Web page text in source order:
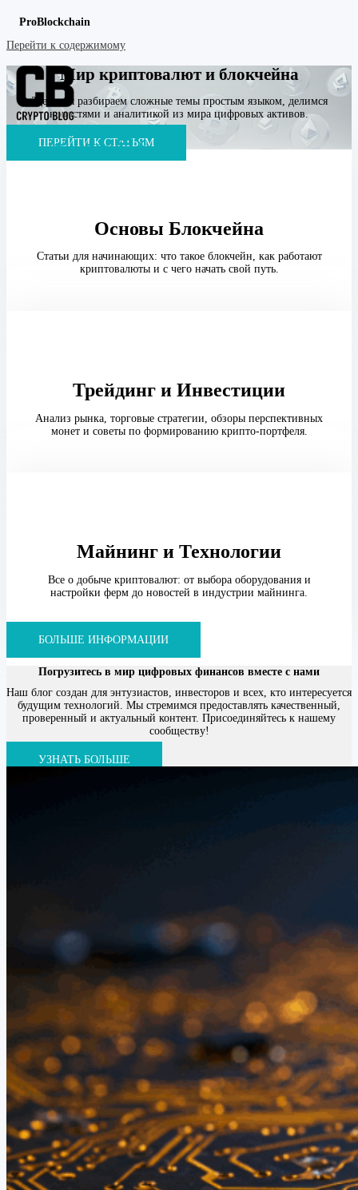
ProBlockchain
Перейти к содержимому
MAIN MENU
Мир криптовалют и блокчейна
Здесь мы разбираем сложные темы простым языком, делимся
новостями и аналитикой из мира цифровых активов.
ПЕРЕЙТИ К СТАТЬЯМ
Основы Блокчейна
Статьи для начинающих: что такое блокчейн, как работают
криптовалюты и с чего начать свой путь.
Трейдинг и Инвестиции
Анализ рынка, торговые стратегии, обзоры перспективных
монет и советы по формированию крипто-портфеля.
Майнинг и Технологии
Все о добыче криптовалют: от выбора оборудования и
настройки ферм до новостей в индустрии майнинга.
БОЛЬШЕ ИНФОРМАЦИИ
Погрузитесь в мир цифровых финансов вместе с нами
Наш блог создан для энтузиастов, инвесторов и всех, кто интересуется
будущим технологий. Мы стремимся предоставлять качественный,
проверенный и актуальный контент. Присоединяйтесь к нашему
сообществу!
УЗНАТЬ БОЛЬШЕ